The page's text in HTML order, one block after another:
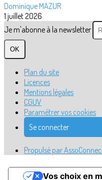
Dominique MAZUR
1 juillet 2026
Je m'abonne à la newsletter
OK
Plan du site
Licences
Mentions légales
CGUV
Paramétrer vos cookies
Se connecter
Propulsé par
Vos choix en